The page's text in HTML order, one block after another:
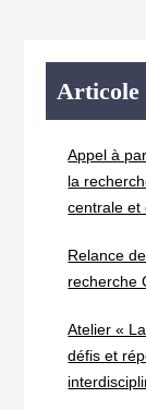
Articole
Appel à
la
centrale et
Relance
recherche
Atelier «
défis et